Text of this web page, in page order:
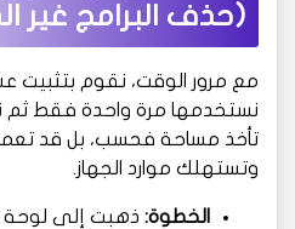
(حذف البرامج غير
مع مرور الوقت، نقوم بتثبيت
نستخدمها مرة واحدة فقط ثم
تأخذ مساحة فحسب، بل قد
وتستهلك موارد الجهاز.
الخطوة: